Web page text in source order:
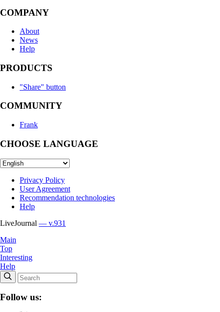
COMPANY
About
News
Help
PRODUCTS
"Share" button
COMMUNITY
Frank
CHOOSE LANGUAGE
Privacy Policy
User Agreement
Recommendation technologies
Help
LiveJournal — v.931
Main
Top
Interesting
Help
Follow us: